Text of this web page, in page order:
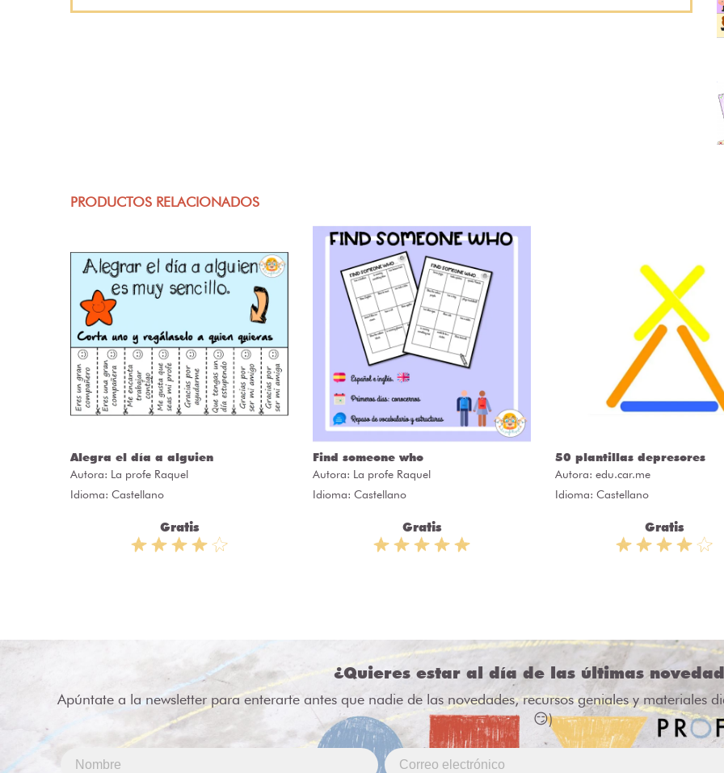
PRODUCTOS RELACIONADOS
Alegra el día a alguien
Autora: La profe Raquel
Idioma: Castellano
Gratis
Find someone who
Autora: La profe Raquel
Idioma: Castellano
Gratis
50 plantillas depresores
Autora: edu.car.me
Idioma: Castellano
Gratis
¿Quieres estar al día de las últimas
Apúntate a la newsletter para enterarte antes que nadie de las novedades, recursos geniales y materiales
😏)